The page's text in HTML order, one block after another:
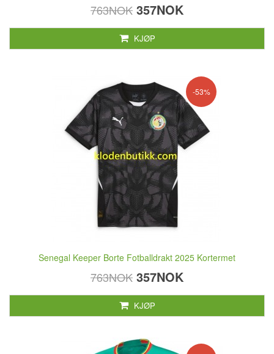
763NOK 357NOK
KJØP
-53%
Senegal Keeper Borte Fotballdrakt 2025 Kortermet
763NOK 357NOK
KJØP